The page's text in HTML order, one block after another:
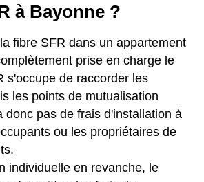
à Bayonne ?
fibre SFR dans un appartement
prise en charge le
s'occupe de raccorder les
les points de mutualisation
donc pas de frais d'installation à
ou les propriétaires de
individuelle en revanche, le